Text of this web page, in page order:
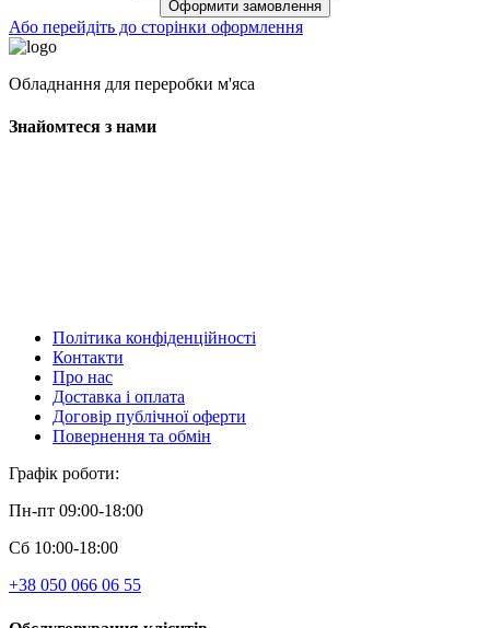
Оформити замовлення
Або перейдіть до сторінки оформлення
Обладнання для переробки м'яса
Знайомтеся з нами
Політика конфіденційності
Контакти
Про нас
Доставка і оплата
Договір публічної оферти
Повернення та обмін
Графік роботи:
Пн-пт 09:00-18:00
Сб 10:00-18:00
+38 050 066 06 55